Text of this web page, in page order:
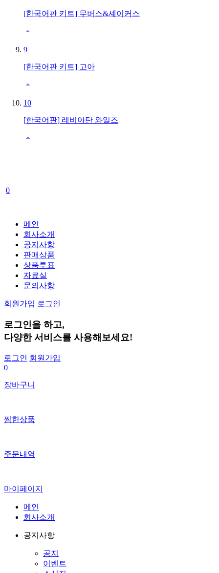
[한국어판 키트] 무버스&셰이커스
9
[한국어판 키트] 고아
10
[한국어판] 레비아탄 와일즈
0
메인
회사소개
공지사항
판매상품
상품투표
자료실
문의사항
회원가입 로그인
로그인을 하고,
다양한 서비스를 사용해보세요!
로그인 회원가입
0
장바구니
찜한상품
주문내역
마이페이지
메인
회사소개
공지사항
공지
이벤트